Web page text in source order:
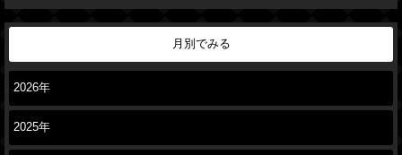
月別でみる
2026年
2025年